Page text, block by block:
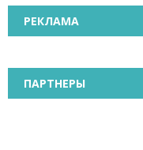
РЕКЛАМА
ПАРТНЕРЫ